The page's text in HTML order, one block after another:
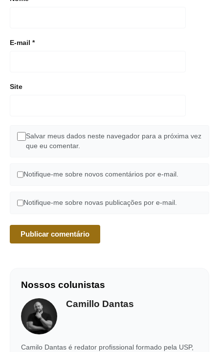
E-mail *
Site
Salvar meus dados neste navegador para a próxima vez
que eu comentar.
Notifique-me sobre novos comentários por e-mail.
Notifique-me sobre novas publicações por e-mail.
Nossos colunistas
Camillo Dantas
Camilo Dantas é redator profissional formado pela USP,